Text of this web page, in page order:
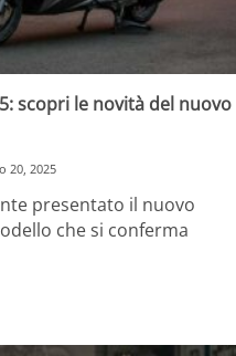
scopri le novità del nuovo
20, 2025
presentato il nuovo
che si conferma